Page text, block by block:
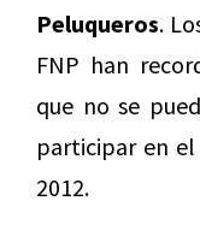
Peluqueros.
FNP han
que no se
participar en
2012.